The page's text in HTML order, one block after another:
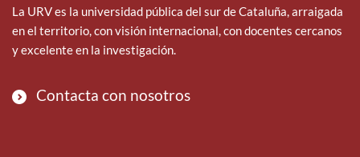
La URV es la universidad pública del sur de Cataluña, arraigada
en el territorio, con visión internacional, con docentes cercanos
y excelente en la investigación.
Contacta con nosotros